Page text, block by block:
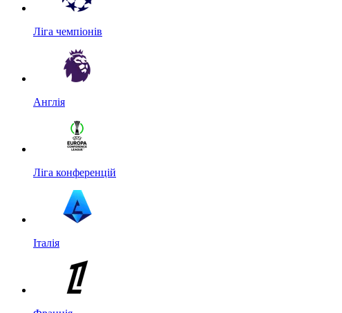
Ліга чемпіонів
Англія
Ліга конференцій
Італія